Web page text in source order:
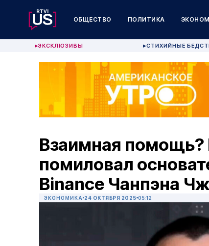
ОБЩЕСТВО ПОЛИТИКА
▶ЭКСКЛЮЗИВЫ ▶СТИХИЙНЫЕ
Взаимная
помиловал
Binance Чанпэна
ЭКОНОМИКА 24 ОКТЯБРЯ 2025 05:12